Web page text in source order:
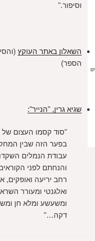
העוקץ(והסיפור "משי" מתוך
העצום של הספר כולו:
שבין המחקר המאומץ,
הנמלים השקדנית והמלומדת…
לפני הקוראים באופן מרתק,
ואופקים, אינטליגנטי
ומעורר השראה ומושך
ומלא חן ומשוח באירוניה